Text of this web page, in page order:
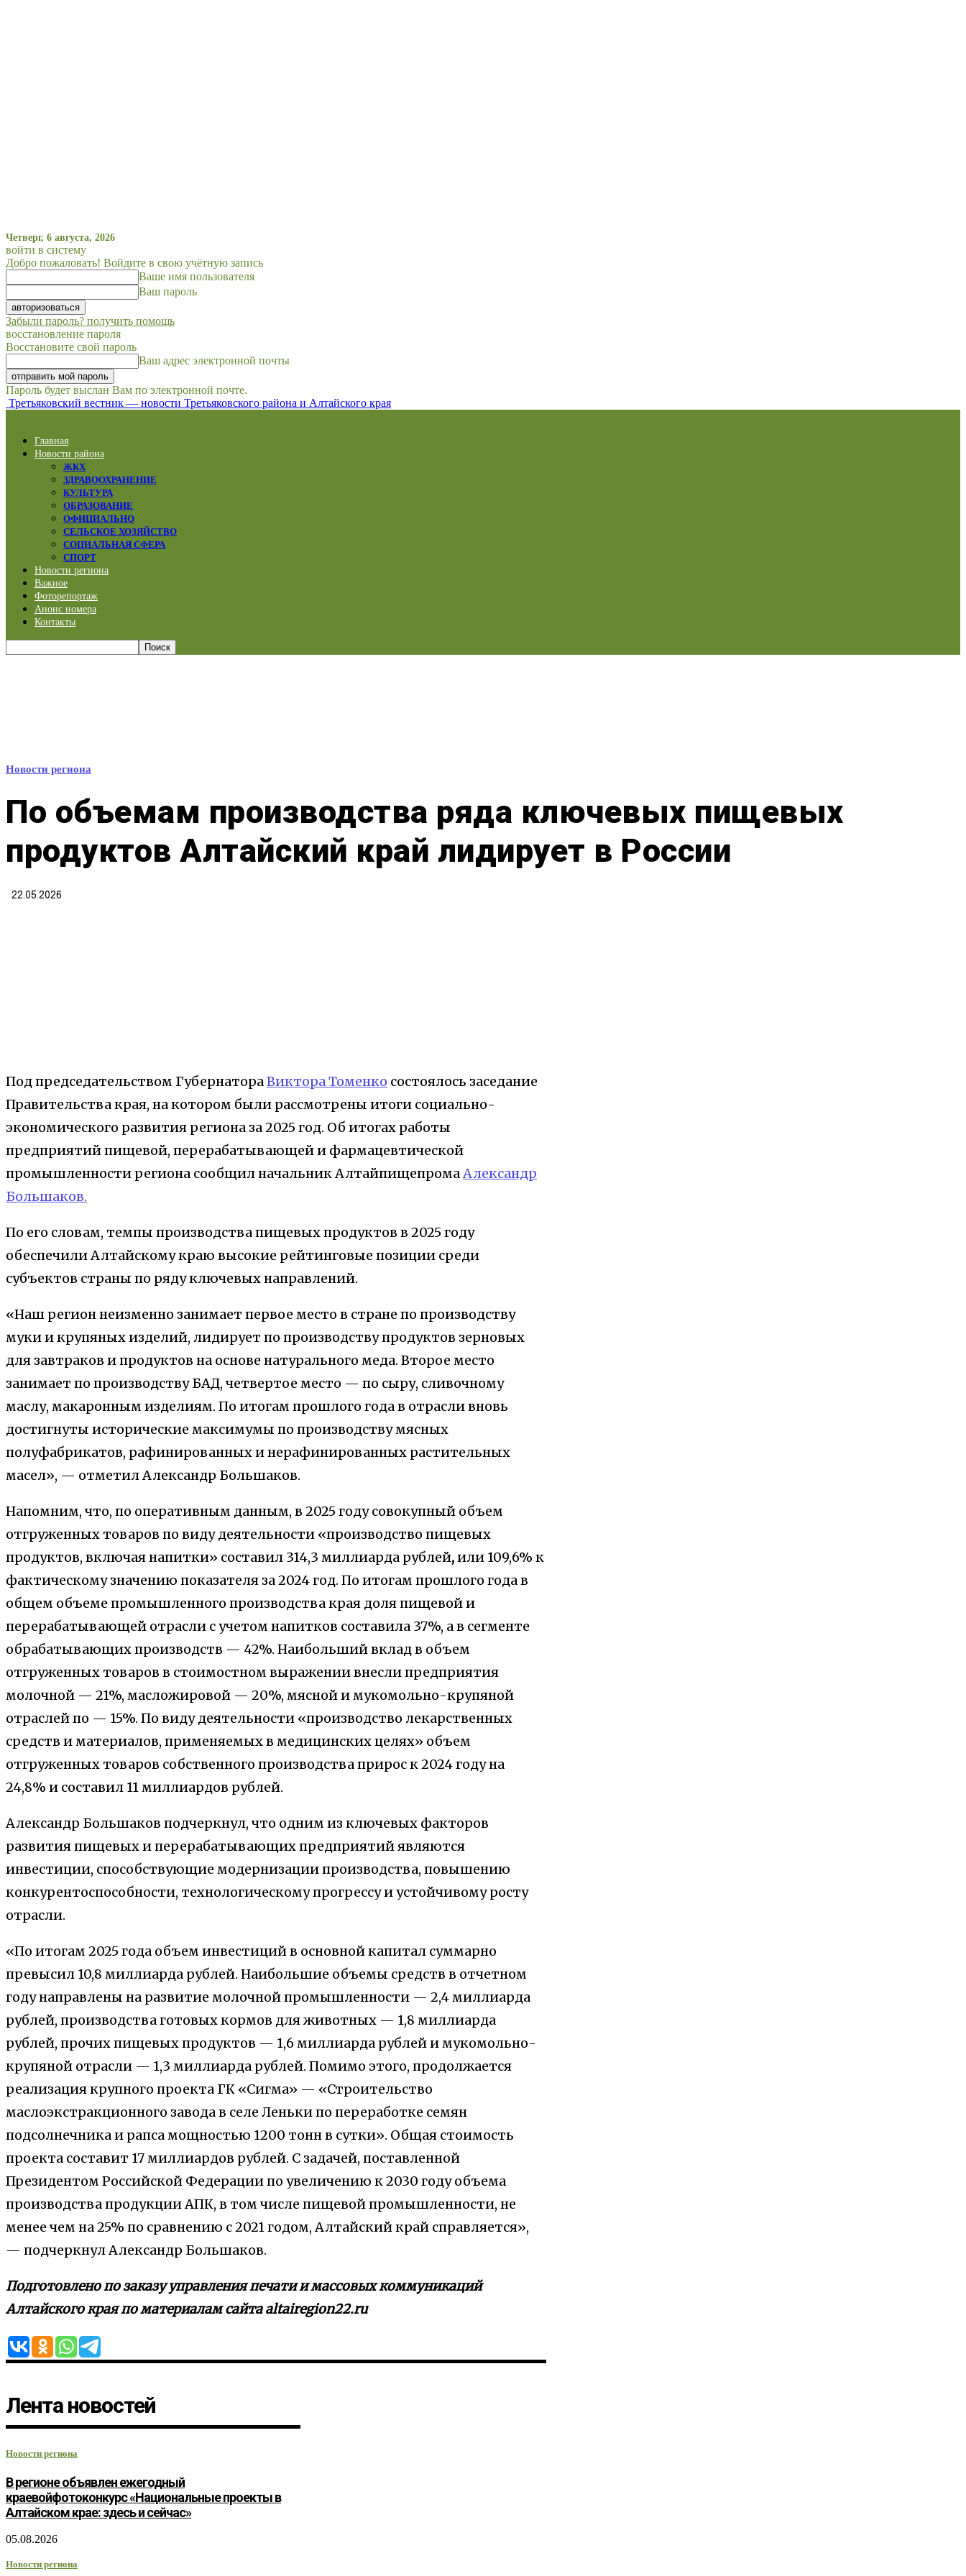
Четверг, 6 августа, 2026
войти в систему
Добро пожаловать! Войдите в свою учётную запись
Ваше имя пользователя
Ваш пароль
Забыли пароль? получить помощь
восстановление пароля
Восстановите свой пароль
Ваш адрес электронной почты
Пароль будет выслан Вам по электронной почте.
Третьяковский вестник — новости Третьяковского района и Алтайского края
Главная
Новости района
ЖКХ
ЗДРАВООХРАНЕНИЕ
КУЛЬТУРА
ОБРАЗОВАНИЕ
ОФИЦИАЛЬНО
СЕЛЬСКОЕ ХОЗЯЙСТВО
СОЦИАЛЬНАЯ СФЕРА
СПОРТ
Новости региона
Важное
Фоторепортаж
Анонс номера
Контакты
Новости региона
По объемам производства ряда ключевых пищевых
продуктов Алтайский край лидирует в России
22.05.2026
Под председательством ГубернатораВиктора Томенко состоялось заседание
Правительства края, на котором были рассмотрены итоги социально-
экономического развития региона за 2025 год. Об итогах работы
предприятий пищевой, перерабатывающей и фармацевтической
промышленности региона сообщил начальник АлтайпищепромаАлександр
Большаков.
По его словам, темпы производства пищевых продуктов в 2025 году
обеспечили Алтайскому краю высокие рейтинговые позиции среди
субъектов страны по ряду ключевых направлений.
«Наш регион неизменно занимает первое место в стране по производству
муки и крупяных изделий, лидирует по производству продуктов зерновых
для завтраков и продуктов на основе натурального меда. Второе место
занимает по производству БАД, четвертое место — по сыру, сливочному
маслу, макаронным изделиям. По итогам прошлого года в отрасли вновь
достигнуты исторические максимумы по производству мясных
полуфабрикатов, рафинированных и нерафинированных растительных
масел», — отметил Александр Большаков.
Напомним, что, по оперативным данным, в 2025 году совокупный объем
отгруженных товаров по виду деятельности «производство пищевых
продуктов, включая напитки» составил 314,3 миллиарда рублей,или 109,6% к
фактическому значению показателя за 2024 год. По итогам прошлого года в
общем объеме промышленного производства края доля пищевой и
перерабатывающей отрасли с учетом напитков составила 37%, а в сегменте
обрабатывающих производств — 42%. Наибольший вклад в объем
отгруженных товаров в стоимостном выражении внесли предприятия
молочной — 21%, масложировой — 20%, мясной и мукомольно-крупяной
отраслей по — 15%. По виду деятельности «производство лекарственных
средств и материалов, применяемых в медицинских целях» объем
отгруженных товаров собственного производства прирос к 2024 году на
24,8% и составил 11 миллиардов рублей.
Александр Большаков подчеркнул, что одним из ключевых факторов
развития пищевых и перерабатывающих предприятий являются
инвестиции, способствующие модернизации производства, повышению
конкурентоспособности, технологическому прогрессу и устойчивому росту
отрасли.
«По итогам 2025 года объем инвестиций в основной капитал суммарно
превысил 10,8 миллиарда рублей. Наибольшие объемы средств в отчетном
году направлены на развитие молочной промышленности — 2,4 миллиарда
рублей, производства готовых кормов для животных — 1,8 миллиарда
рублей, прочих пищевых продуктов — 1,6 миллиарда рублей и мукомольно-
крупяной отрасли — 1,3 миллиарда рублей. Помимо этого, продолжается
реализация крупного проекта ГК «Сигма» — «Строительство
маслоэкстракционного завода в селе Леньки по переработке семян
подсолнечника и рапса мощностью 1200 тонн в сутки». Общая стоимость
проекта составит 17 миллиардов рублей. С задачей, поставленной
Президентом Российской Федерации по увеличению к 2030 году объема
производства продукции АПК, в том числе пищевой промышленности, не
менее чем на 25% по сравнению с 2021 годом, Алтайский край справляется»,
— подчеркнул Александр Большаков.
Подготовлено по заказу управления печати и массовых коммуникаций
Алтайского края по материалам сайта altairegion22.ru
Лента новостей
Новости региона
В регионе объявлен ежегодный
краевойфотоконкурс «Национальные проекты в
Алтайском крае: здесь и сейчас»
05.08.2026
Новости региона